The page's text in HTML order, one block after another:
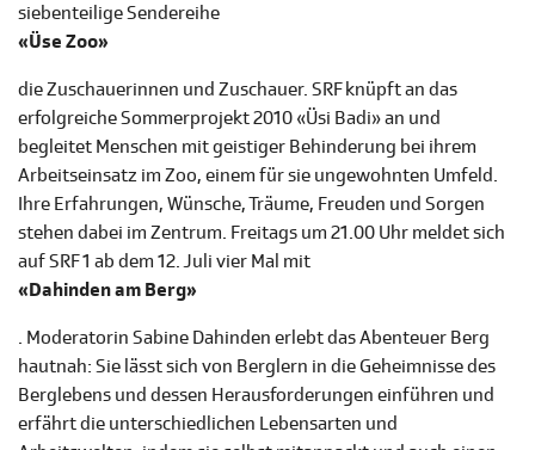
siebenteilige Sendereihe
«Üse Zoo»
die Zuschauerinnen und Zuschauer. SRF knüpft an das
erfolgreiche Sommerprojekt 2010 «Üsi Badi» an und
begleitet Menschen mit geistiger Behinderung bei ihrem
Arbeitseinsatz im Zoo, einem für sie ungewohnten Umfeld.
Ihre Erfahrungen, Wünsche, Träume, Freuden und Sorgen
stehen dabei im Zentrum. Freitags um 21.00 Uhr meldet sich
auf SRF 1 ab dem 12. Juli vier Mal mit
«Dahinden am Berg»
. Moderatorin Sabine Dahinden erlebt das Abenteuer Berg
hautnah: Sie lässt sich von Berglern in die Geheimnisse des
Berglebens und dessen Herausforderungen einführen und
erfährt die unterschiedlichen Lebensarten und